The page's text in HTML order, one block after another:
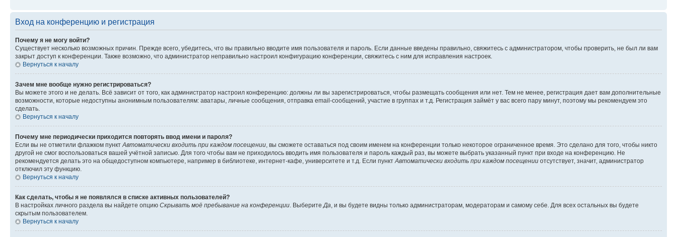
Вход на конференцию и регистрация
Почему я не могу войти?
Существует несколько возможных причин. Прежде всего, убедитесь, что вы правильно вводите имя пользователя и пароль. Если данные введены правильно, свяжитесь с администратором, чтобы проверить, не был ли вам
закрыт доступ к конференции. Также возможно, что администратор неправильно настроил конфигурацию конференции, свяжитесь с ним для исправления настроек.
Вернуться к началу
Зачем мне вообще нужно регистрироваться?
Вы можете этого и не делать. Всё зависит от того, как администратор настроил конференцию: должны ли вы зарегистрироваться, чтобы размещать сообщения или нет. Тем не менее, регистрация дает вам дополнительные
возможности, которые недоступны анонимным пользователям: аватары, личные сообщения, отправка email-сообщений, участие в группах и т.д. Регистрация займёт у вас всего пару минут, поэтому мы рекомендуем это
сделать.
Вернуться к началу
Почему мне периодически приходится повторять ввод имени и пароля?
Если вы не отметили флажком пункт Автоматически входить при каждом посещении , вы сможете оставаться под своим именем на конференции только некоторое ограниченное время. Это сделано для того, чтобы никто
другой не смог воспользоваться вашей учётной записью. Для того чтобы вам не приходилось вводить имя пользователя и пароль каждый раз, вы можете выбрать указанный пункт при входе на конференцию. Не
рекомендуется делать это на общедоступном компьютере, например в библиотеке, интернет-кафе, университете и т.д. Если пункт Автоматически входить при каждом посещении отсутствует, значит, администратор
отключил эту функцию.
Вернуться к началу
Как сделать, чтобы я не появлялся в списке активных пользователей?
В настройках личного раздела вы найдете опцию Скрывать моё пребывание на конференции . Выберите Да , и вы будете видны только администраторам, модераторам и самому себе. Для всех остальных вы будете
скрытым пользователем.
Вернуться к началу